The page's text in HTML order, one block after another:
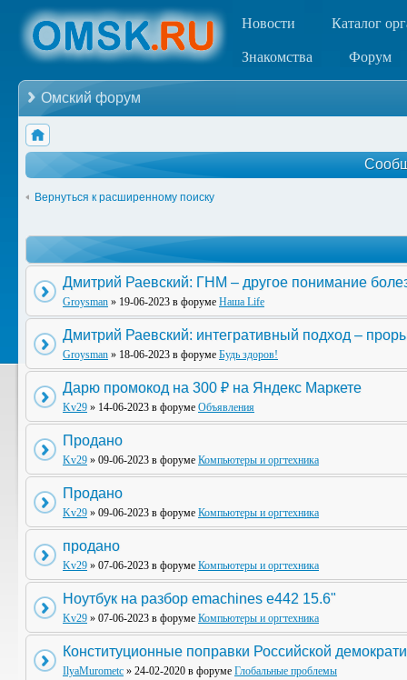
Новости Каталог
Знакомства Форум
Омский форум
Вернуться к расширенному поиску
Дмитрий Раевский: ГНМ – другое понимание
Groysman » 19-06-2023 в форуме Наша Life
Дмитрий Раевский: интегративный подход –
Groysman » 18-06-2023 в форуме Будь здоров!
Дарю промокод на 300 ₽ на Яндекс Маркете
Kv29 » 14-06-2023 в форуме Объявления
Продано
Kv29 » 09-06-2023 в форуме Компьютеры и оргтехника
Продано
Kv29 » 09-06-2023 в форуме Компьютеры и оргтехника
продано
Kv29 » 07-06-2023 в форуме Компьютеры и оргтехника
Ноутбук на разбор emachines e442 15.6"
Kv29 » 07-06-2023 в форуме Компьютеры и оргтехника
Конституционные поправки Российской
IlyaMurometc » 24-02-2020 в форуме Глобальные проблемы